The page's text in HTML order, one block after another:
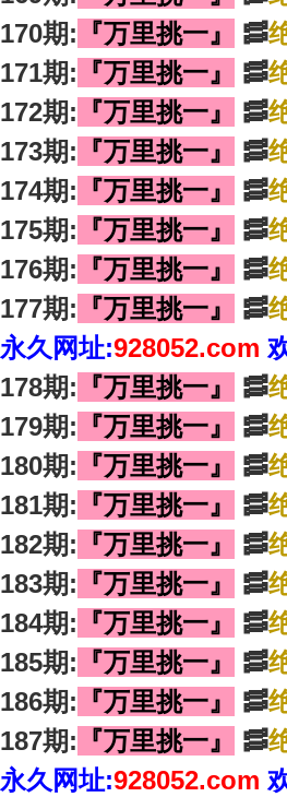
170期: 『万里挑一』 🥓
171期: 『万里挑一』 🥓
172期: 『万里挑一』 🥓
173期: 『万里挑一』 🥓
174期: 『万里挑一』 🥓
175期: 『万里挑一』 🥓
176期: 『万里挑一』 🥓
177期: 『万里挑一』 🥓
永久网址:928052.com
178期: 『万里挑一』 🥓
179期: 『万里挑一』 🥓
180期: 『万里挑一』 🥓
181期: 『万里挑一』 🥓
182期: 『万里挑一』 🥓
183期: 『万里挑一』 🥓
184期: 『万里挑一』 🥓
185期: 『万里挑一』 🥓
186期: 『万里挑一』 🥓
187期: 『万里挑一』 🥓
永久网址:928052.com